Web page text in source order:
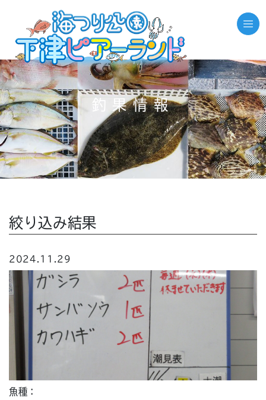
釣果情報
絞り込み結果
2024.11.29
魚種：